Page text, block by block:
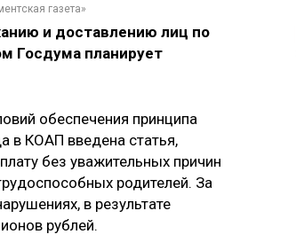
газета»
и доставлению лиц по
Госдума планирует
обеспечения принципа
в КОАП введена статья,
без уважительных причин
родителей. За
в результате
рублей.